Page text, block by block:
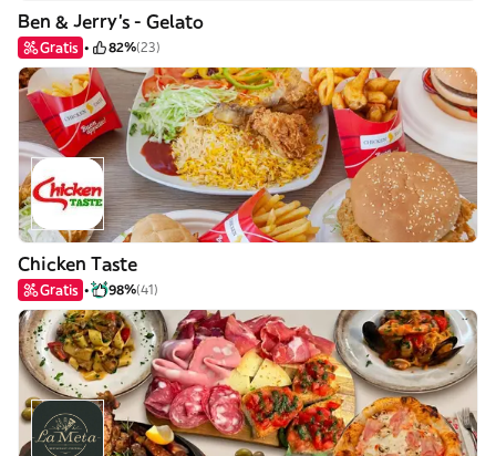
Ben & Jerry's - Gelato
Gratis 82%(23)
Chicken Taste
Gratis 98%(41)